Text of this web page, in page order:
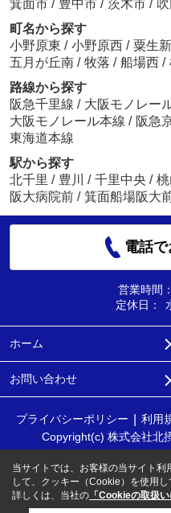
箕面市 / 豊中市 / 茨木市 /
町名から探す
小野原東 / 小野原西 / 粟生
五月が丘南 / 牧落 / 船場西 /
路線から探す
阪急千里線 / 大阪モノレー
大阪モノレール本線 / 阪急
東海道本線
駅から探す
北千里 / 豊川 / 千里中央 /
阪大病院前 / 箕面船場阪大
電話
営業時間：
定休日：
ホーム
お問い合わせ
プライバシーポリシー 利用
Copyright(c) 株式会社北
当サイトでは、お客様の当サイト利
して、クッキー（Cookie）を使用し
詳しくは、当社の 「Cookieの取扱い